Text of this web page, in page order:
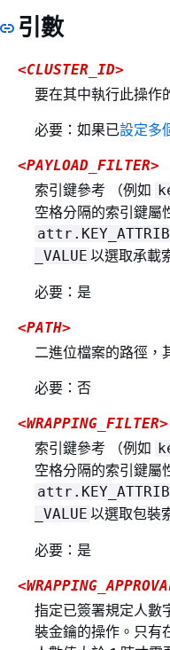
引數
<CLUSTER_ID>
要在其中執行此操作
必要：如果已設定多
<PAYLOAD_FILTER>
索引鍵參考 （例如
空格分隔的索引鍵屬
_VALUE 以選取承載
必要：是
<PATH>
二進位檔案的路徑，
必要：否
<WRAPPING_FILTER>
索引鍵參考 （例如
空格分隔的索引鍵屬
_VALUE 以選取包裝
必要：是
指定已簽署規定人數
裝金鑰的操作。只有